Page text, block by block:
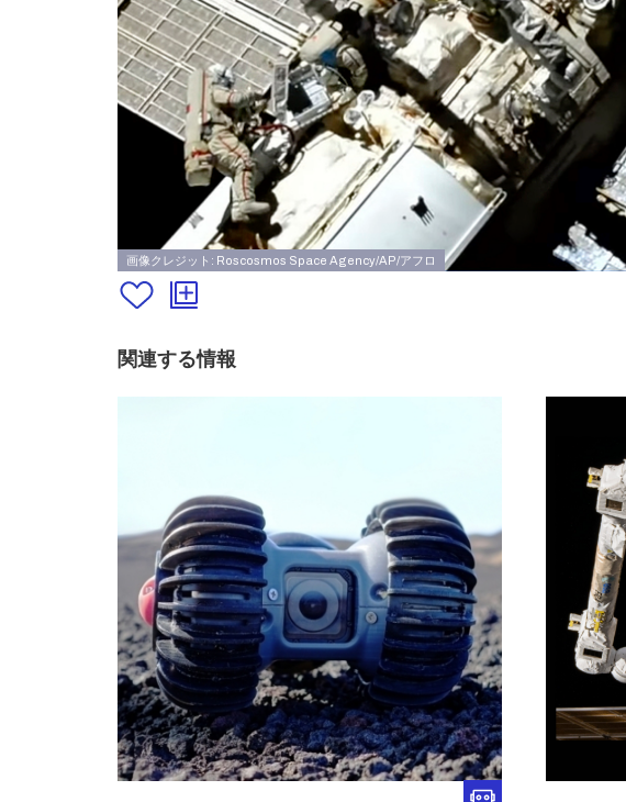
画像クレジット: Roscosmos Space Agency/AP/アフロ
関連する情報